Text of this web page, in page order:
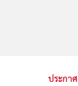
ประกาศ